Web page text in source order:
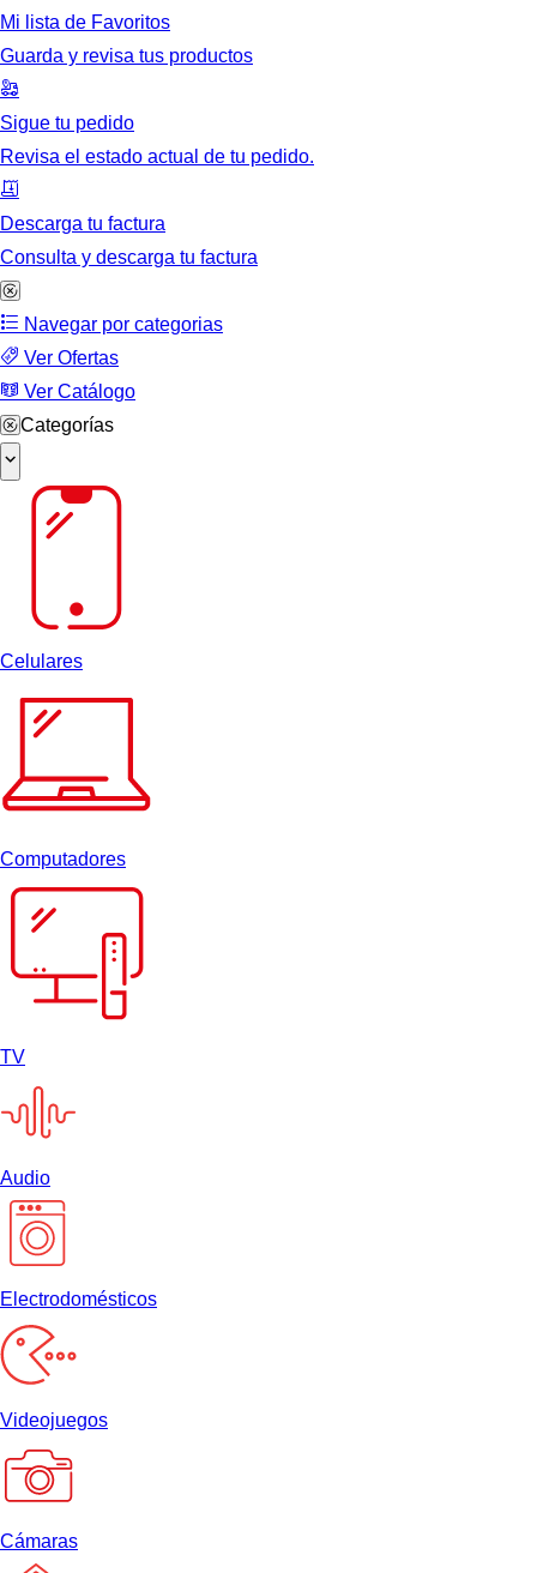
Mi lista de Favoritos
Guarda y revisa tus productos
Sigue tu pedido
Revisa el estado actual de tu pedido.
Descarga tu factura
Consulta y descarga tu factura
Navegar por categorias
Ver Ofertas
Ver Catálogo
Categorías
Celulares
Computadores
TV
Audio
Electrodomésticos
Videojuegos
Cámaras